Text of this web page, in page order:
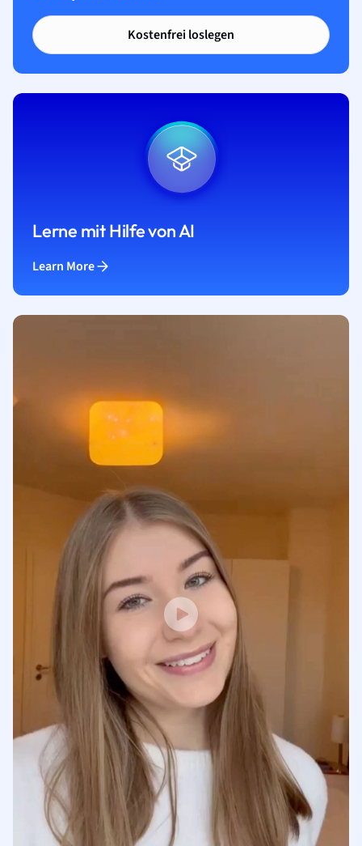
Kostenfrei loslegen
Lerne mit Hilfe von AI
Learn More